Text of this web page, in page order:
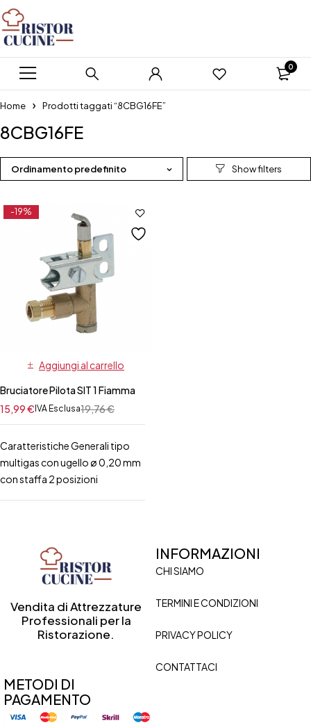
0
Home Prodotti taggati “8CBG16FE”
8CBG16FE
Ordinamento predefinito
-19%
Aggiungi al carrello
Bruciatore Pilota SIT 1 Fiamma
19,76€
15,99€ IVA Esclusa
Caratteristiche Generali tipo
multigas con ugello ø 0,20 mm
con staffa 2 posizioni
Vendita di Attrezzature
Professionali per la
Ristorazione.
INFORMAZIONI
CHI SIAMO
TERMINI E CONDIZIONI
PRIVACY POLICY
CONTATTACI
METODI DI
PAGAMENTO